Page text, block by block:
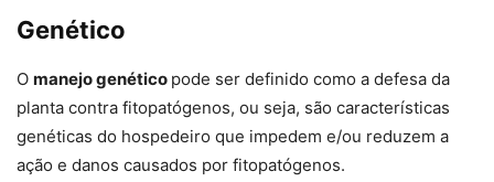
Genético
O manejo genético pode ser definido como a defesa da
planta contra fitopatógenos, ou seja, são características
genéticas do hospedeiro que impedem e/ou reduzem a
ação e danos causados por fitopatógenos.